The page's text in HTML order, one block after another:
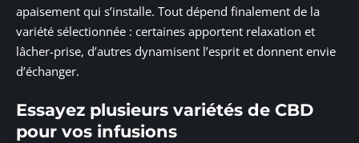
apaisement qui s’installe. Tout dépend finalement de la
variété sélectionnée : certaines apportent relaxation et
lâcher-prise, d’autres dynamisent l’esprit et donnent envie
d’échanger.
Essayez plusieurs variétés de CBD
pour vos infusions